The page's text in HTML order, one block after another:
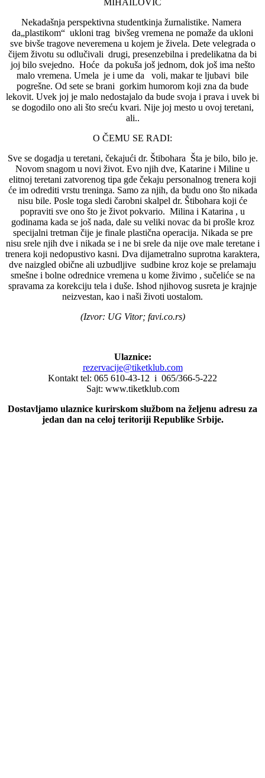
Nekadašnja perspektivna studentkinja žurnalistike. Namera
da„plastikom“ ukloni trag bivšeg vremena ne pomaže da ukloni
sve bivše tragove neveremena u kojem je živela. Dete velegrada o
čijem životu su odlučivali drugi, presenzebilna i predelikatna da bi
joj bilo svejedno. Hoće da pokuša još jednom, dok još ima nešto
malo vremena. Umela je i ume da voli, makar te ljubavi bile
pogrešne. Od sete se brani gorkim humorom koji zna da bude
lekovit. Uvek joj je malo nedostajalo da bude svoja i prava i uvek bi
se dogodilo ono ali što sreću kvari. Nije joj mesto u ovoj teretani,
ali..
O ČEMU SE RADI:
Sve se dogadja u teretani, čekajući dr. Štibohara Šta je bilo, bilo je.
Novom snagom u novi život. Evo njih dve, Katarine i Miline u
elitnoj teretani zatvorenog tipa gde čekaju personalnog trenera koji
će im odrediti vrstu treninga. Samo za njih, da budu ono što nikada
nisu bile. Posle toga sledi čarobni skalpel dr. Štibohara koji će
popraviti sve ono što je život pokvario. Milina i Katarina , u
godinama kada se još nada, dale su veliki novac da bi prošle kroz
specijalni tretman čije je finale plastična operacija. Nikada se pre
nisu srele njih dve i nikada se i ne bi srele da nije ove male teretane i
trenera koji nedopustivo kasni. Dva dijametralno suprotna karaktera,
dve naizgled obične ali uzbudljive sudbine kroz koje se prelamaju
smešne i bolne odrednice vremena u kome živimo , sučeliće se na
spravama za korekciju tela i duše. Ishod njihovog susreta je krajnje
neizvestan, kao i naši životi uostalom.
(Izvor: UG Vitor; favi.co.rs)
Ulaznice:
rezervacije@tiketklub.com
Kontakt tel: 065 610-43-12 i 065/366-5-222
Sajt: www.tiketklub.com
Dostavljamo ulaznice kurirskom službom na željenu adresu za
jedan dan na celoj teritoriji Republike Srbije.